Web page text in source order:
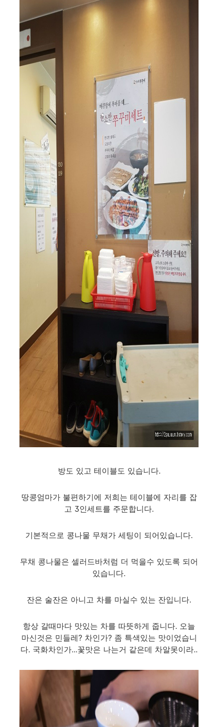
방도 있고 테이블도 있습니다.
땅콩엄마가 불편하기에 저희는 테이블에 자리를 잡
고 3인세트를 주문합니다.
기본적으로 콩나물 무채가 세팅이 되어있습니다.
무채 콩나물은 셀러드바처럼 더 먹을수 있도록 되어
있습니다.
잔은 술잔은 아니고 차를 마실수 있는 잔입니다.
항상 갈때마다 맛있는 차를 따뜻하게 줍니다. 오늘
마신것은 민들레? 차인가? 좀 특색있는 맛이었습니
다. 국화차인가...꽃맛은 나는거 같은데 차알못이라..